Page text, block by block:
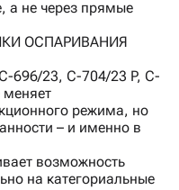
а не через прямые
ОСПАРИВАНИЯ
696/23, C-704/23 P, C-
меняет
режима, но
– и именно в
возможность
на категориальные